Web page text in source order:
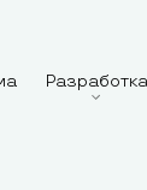
Разработка